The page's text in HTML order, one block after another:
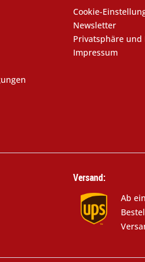
Cookie-
Newsletter
Privatsphäre
Impressum
Versand:
Ab